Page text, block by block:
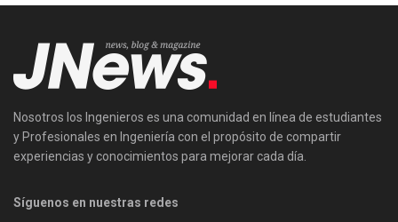
Nosotros los Ingenieros es una comunidad en línea de estudiantes
y Profesionales en Ingeniería con el propósito de compartir
experiencias y conocimientos para mejorar cada día.
Síguenos en nuestras redes